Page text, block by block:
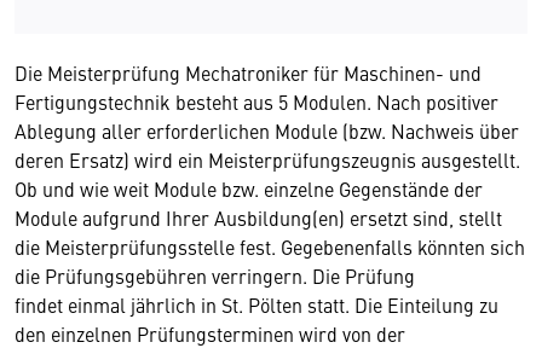
Die Meisterprüfung Mechatroniker für Maschinen- und
Fertigungstechnik besteht aus 5 Modulen. Nach positiver
Ablegung aller erforderlichen Module (bzw. Nachweis über
deren Ersatz) wird ein Meisterprüfungszeugnis ausgestellt.
Ob und wie weit Module bzw. einzelne Gegenstände der
Module aufgrund Ihrer Ausbildung(en) ersetzt sind, stellt
die Meisterprüfungsstelle fest. Gegebenenfalls könnten sich
die Prüfungsgebühren verringern. Die Prüfung
findet einmal jährlich in St. Pölten statt. Die Einteilung zu
den einzelnen Prüfungsterminen wird von der